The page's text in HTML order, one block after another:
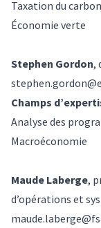
Taxation du
Économie verte
Stephen Gordon,
Champs
Analyse des
Macroéconomie
Maude Laberge,
d’opérations et